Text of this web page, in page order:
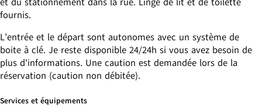
fournis.
L’entrée et le départ sont autonomes avec un système de
boite à clé. Je reste disponible 24/24h si vous avez besoin de
plus d'informations. Une caution est demandée lors de la
réservation (caution non débitée).
Services et équipements